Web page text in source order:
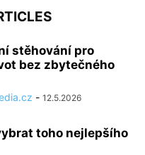
stěhování pro
bez zbytečného
- 12.5.2026
toho nejlepšího